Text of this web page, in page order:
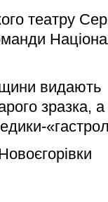
театру
видають
зразка,